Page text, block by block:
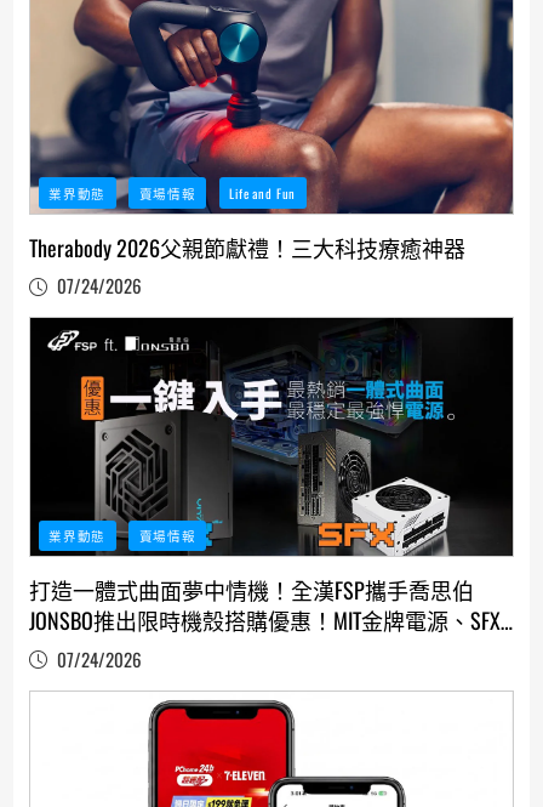
業界動態 賣場情報 Life and Fun
Therabody 2026父親節獻禮！三大科技療癒神器
07/24/2026
業界動態 賣場情報
打造一體式曲面夢中情機！全漢FSP攜手喬思伯
JONSBO推出限時機殼搭購優惠！MIT金牌電源、SFX
精品電源最高現折NT$400
07/24/2026